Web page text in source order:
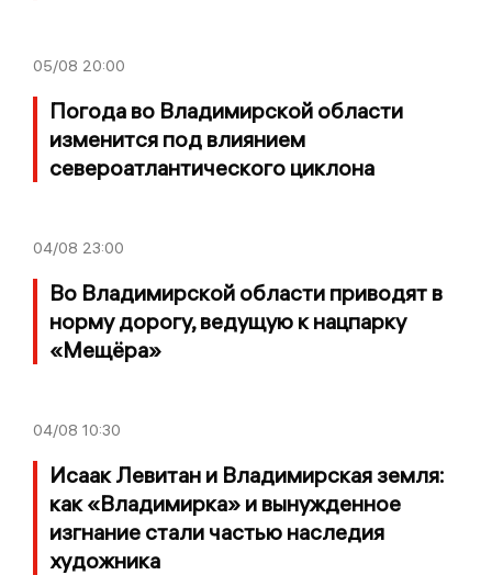
05/08 20:00
Погода во Владимирской области
изменится под влиянием
североатлантического циклона
04/08 23:00
Во Владимирской области приводят в
норму дорогу, ведущую к нацпарку
«Мещёра»
04/08 10:30
Исаак Левитан и Владимирская земля:
как «Владимирка» и вынужденное
изгнание стали частью наследия
художника